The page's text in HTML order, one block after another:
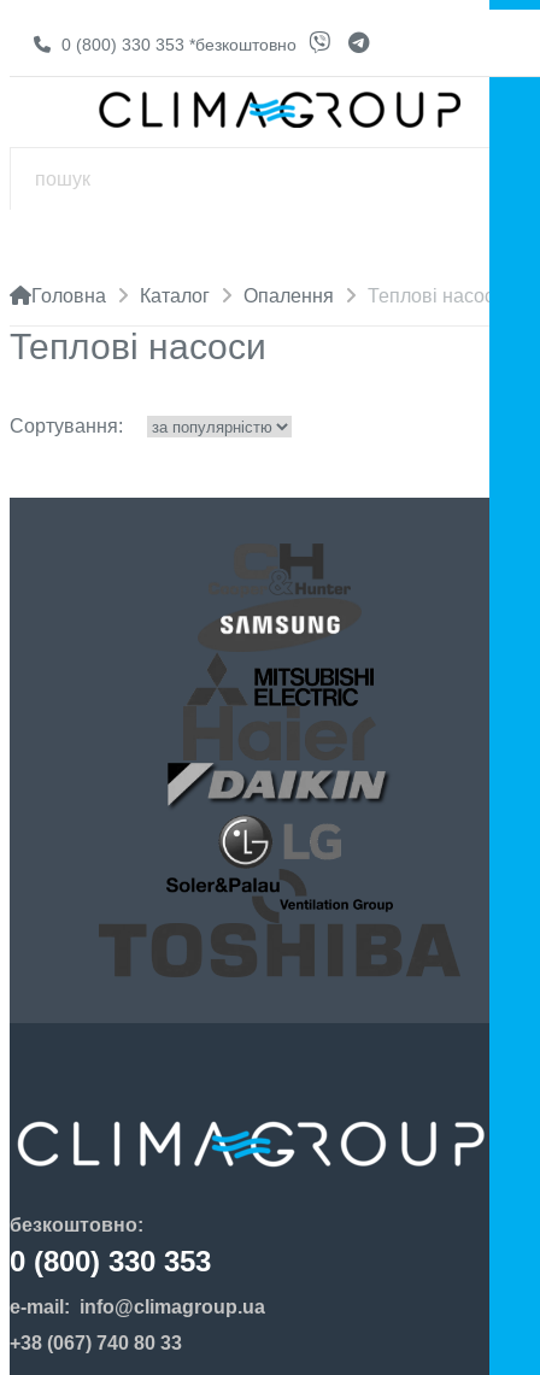
0 (800) 330 353 *безкоштовно
Головна Каталог Опалення Теплові насоси
Теплові насоси
Сортування:
безкоштовно:
0 (800) 330 353
e-mail: info@climagroup.ua
+38 (067) 740 80 33